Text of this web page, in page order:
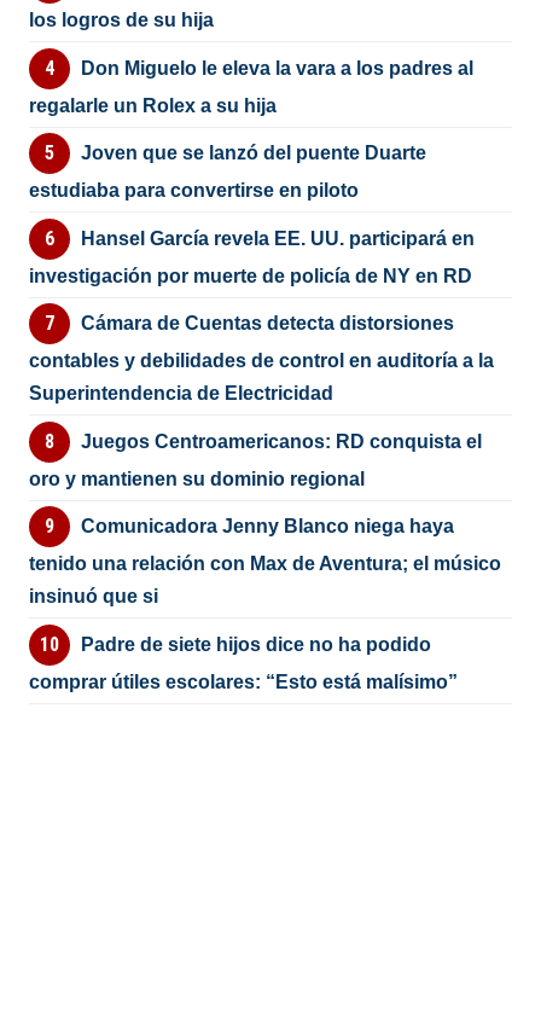
los logros de su hija
Don Miguelo le eleva la vara a los padres al
regalarle un Rolex a su hija
Joven que se lanzó del puente Duarte
estudiaba para convertirse en piloto
Hansel García revela EE. UU. participará en
investigación por muerte de policía de NY en RD
Cámara de Cuentas detecta distorsiones
contables y debilidades de control en auditoría a la
Superintendencia de Electricidad
Juegos Centroamericanos: RD conquista el
oro y mantienen su dominio regional
Comunicadora Jenny Blanco niega haya
tenido una relación con Max de Aventura; el músico
insinuó que si
Padre de siete hijos dice no ha podido
comprar útiles escolares: “Esto está malísimo”